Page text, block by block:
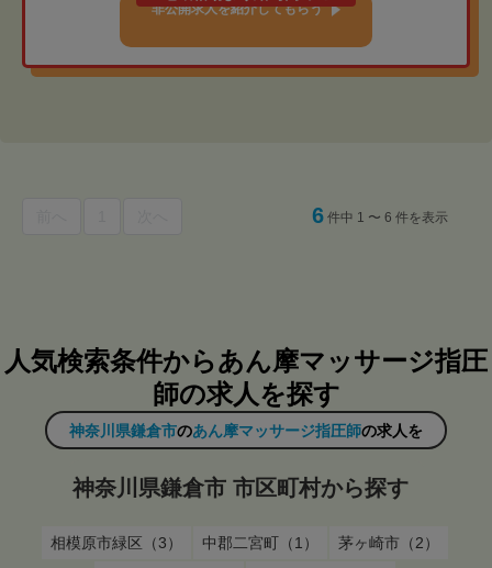
非公開求人を紹介してもらう
6 件中 1 〜 6 件を表示
人気検索条件からあん摩マッサージ指圧
師の求人を探す
神奈川県鎌倉市のあん摩マッサージ指圧師の求人を
神奈川県鎌倉市 市区町村から探す
相模原市緑区（3） 中郡二宮町（1）
茅ヶ崎市（2）